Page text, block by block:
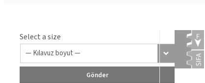
Select a size
Gönder